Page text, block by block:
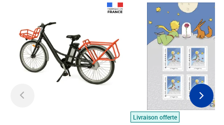
Livraison offerte
Prix 7,50€